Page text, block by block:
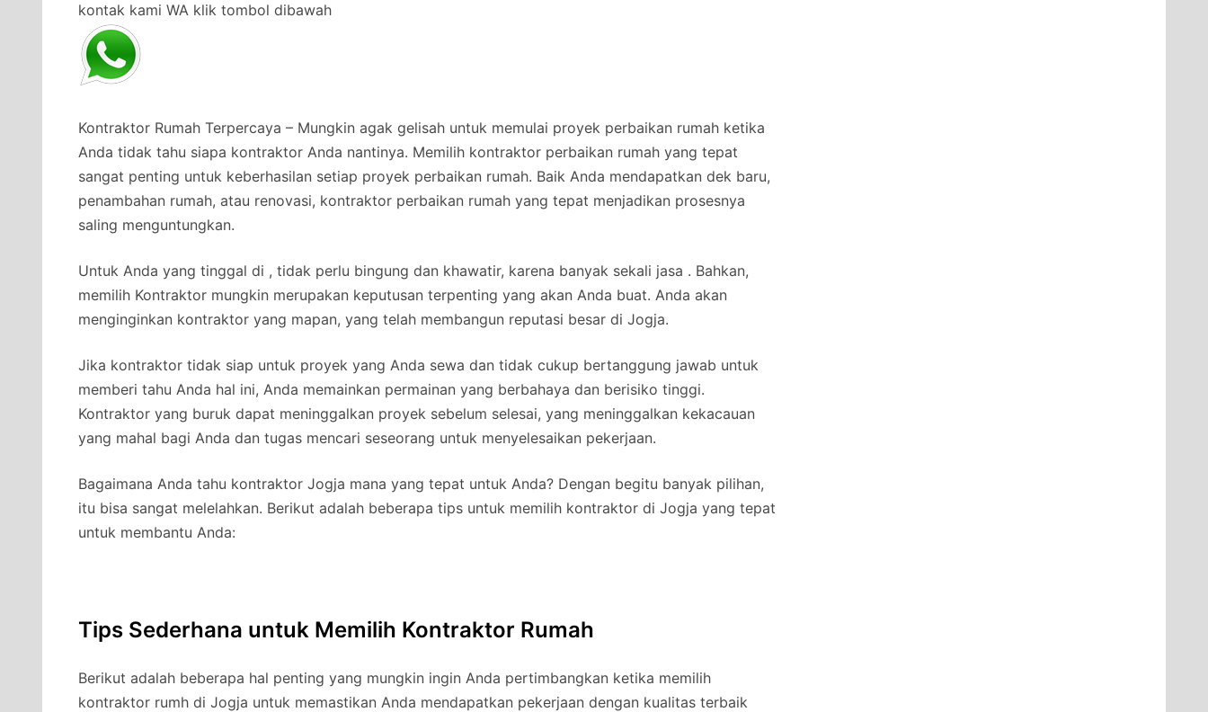
kontak kami WA klik tombol dibawah
Kontraktor Rumah Terpercaya – Mungkin agak gelisah untuk memulai proyek perbaikan rumah ketika
Anda tidak tahu siapa kontraktor Anda nantinya. Memilih kontraktor perbaikan rumah yang tepat
sangat penting untuk keberhasilan setiap proyek perbaikan rumah. Baik Anda mendapatkan dek baru,
penambahan rumah, atau renovasi, kontraktor perbaikan rumah yang tepat menjadikan prosesnya
saling menguntungkan.
Untuk Anda yang tinggal di , tidak perlu bingung dan khawatir, karena banyak sekali jasa . Bahkan,
memilih Kontraktor mungkin merupakan keputusan terpenting yang akan Anda buat. Anda akan
menginginkan kontraktor yang mapan, yang telah membangun reputasi besar di Jogja.
Jika kontraktor tidak siap untuk proyek yang Anda sewa dan tidak cukup bertanggung jawab untuk
memberi tahu Anda hal ini, Anda memainkan permainan yang berbahaya dan berisiko tinggi.
Kontraktor yang buruk dapat meninggalkan proyek sebelum selesai, yang meninggalkan kekacauan
yang mahal bagi Anda dan tugas mencari seseorang untuk menyelesaikan pekerjaan.
Bagaimana Anda tahu kontraktor Jogja mana yang tepat untuk Anda? Dengan begitu banyak pilihan,
itu bisa sangat melelahkan. Berikut adalah beberapa tips untuk memilih kontraktor di Jogja yang tepat
untuk membantu Anda:
Tips Sederhana untuk Memilih Kontraktor Rumah
Berikut adalah beberapa hal penting yang mungkin ingin Anda pertimbangkan ketika memilih
kontraktor rumh di Jogja untuk memastikan Anda mendapatkan pekerjaan dengan kualitas terbaik